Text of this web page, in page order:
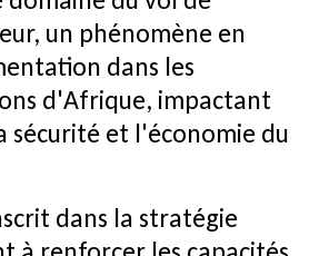
un phénomène en
dans les
d'Afrique, impactant
sécurité et l'économie du
dans la stratégie